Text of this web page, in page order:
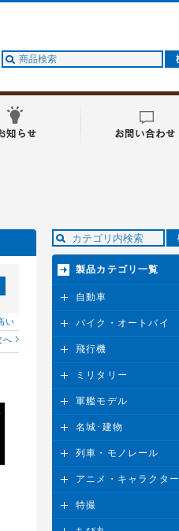
い
へ
製品カテゴリ一覧
自動車
バイク・オートバイ
飛行機
ミリタリー
軍艦モデル
名城･建物
列車・モノレール
アニメ・キャラクター
特撮